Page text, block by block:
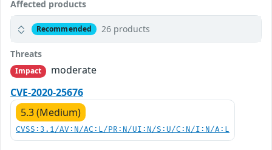
Affected products
Recommended 26 products
Threats
Impact
moderate
CVE-2020-25676
5.3 (Medium)
CVSS:3.1/AV:N/AC:L/PR:N/UI:N/S:U/C:N/I:N/A:L